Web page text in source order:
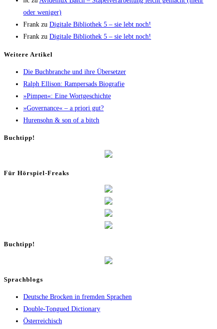
oder weniger)
Frank zu Digi­ta­le Biblio­thek 5 – sie lebt noch!
Frank zu Digi­ta­le Biblio­thek 5 – sie lebt noch!
Wei­te­re Artikel
Die Buch­bran­che und ihre Übersetzer
Ralph Elli­son: Ram­pers­ads Biografie
»Pim­pen«: Eine Wortgeschichte
»Gover­nan­ce« – a prio­ri gut?
Huren­sohn & son of a bitch
Buch­tipp!
Für Hör­spiel-Freaks
Buch­tipp!
Sprachblogs
Deutsche Brocken in fremden Sprachen
Double-Tongued Dictionary
Österreichisch